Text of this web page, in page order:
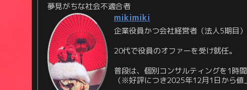
夢見がちな社会不適合者
mikimiki
企業役員かつ会社経営者（法人5期目）
20代で役員のオファーを受け就任。
普段は、個別コンサルティングを1時
（※好評につき2025年12月1日から値